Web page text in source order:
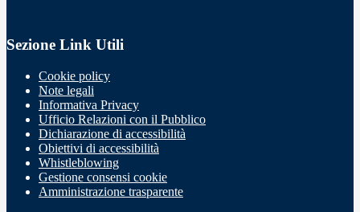
Sezione Link Utili
Cookie policy
Note legali
Informativa Privacy
Ufficio Relazioni con il Pubblico
Dichiarazione di accessibilità
Obiettivi di accessibilità
Whistleblowing
Gestione consensi cookie
Amministrazione trasparente